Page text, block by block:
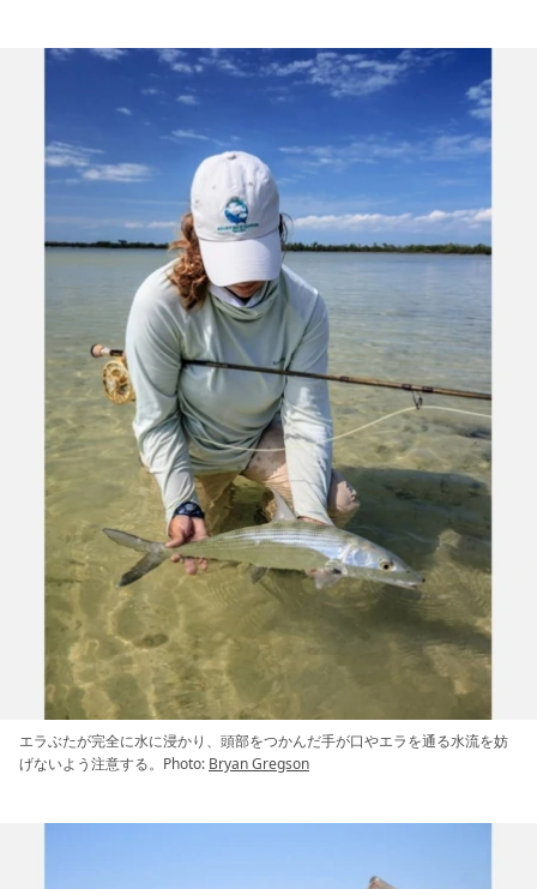
エラぶたが完全に水に浸かり、頭部をつかんだ手が口やエラを通る水流を妨
げないよう注意する。Photo: Bryan Gregson